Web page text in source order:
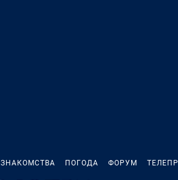
ЗНАКОМСТВА ПОГОДА ФОРУМ